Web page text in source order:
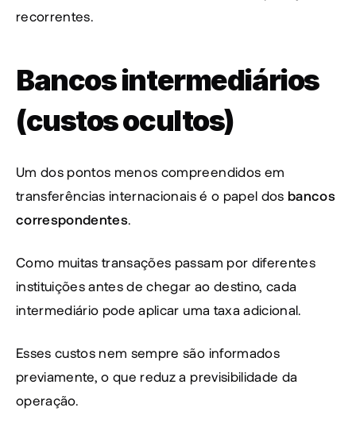
recorrentes.
Bancos intermediários
(custos ocultos)
Um dos pontos menos compreendidos em
transferências internacionais é o papel dos bancos
correspondentes.
Como muitas transações passam por diferentes
instituições antes de chegar ao destino, cada
intermediário pode aplicar uma taxa adicional.
Esses custos nem sempre são informados
previamente, o que reduz a previsibilidade da
operação.